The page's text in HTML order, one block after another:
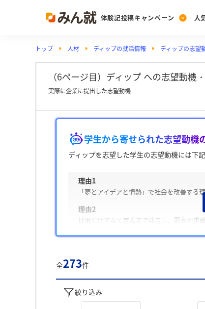
体験記投稿キャンペーン
Post
投稿する
人
Ranking
ランキングを見る
Vote
PickUp
注目の企業特集
動画で知ろう！業
トップ 人材 ディップの就活情報 ディップの志望
（6ページ目）ディップ への志望動機
実際に企業に提出した志望動機
学生から寄せられた志望動機
ディップを志望した学生の志望動機には下
理由1
「夢とアイデアと情熱」で社会を改善する
理由2
採用だけでなく定着まで伴走し、顧客や求
理由3
学生の声を就職活動の参考にしましょう。
全273件
絞り込み